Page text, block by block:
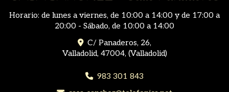
Horario: de lunes a viernes, de 10:00 a 14:00 y de 17:00 a
20:00 - Sábado, de 10:00 a 14:00
C/ Panaderos, 26,
Valladolid, 47004, (Valladolid)
983 301 843